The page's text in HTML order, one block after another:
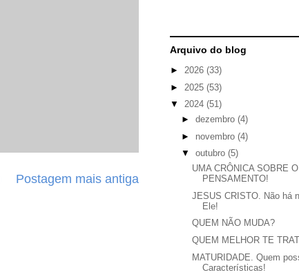
Postagem mais antiga
Arquivo do blog
► 2026 (33)
► 2025 (53)
▼ 2024 (51)
► dezembro (4)
► novembro (4)
▼ outubro (5)
UMA CRÔNICA SOBRE O
PENSAMENTO!
JESUS CRISTO. Não há
Ele!
QUEM NÃO MUDA?
QUEM MELHOR TE
MATURIDADE. Quem
Características!